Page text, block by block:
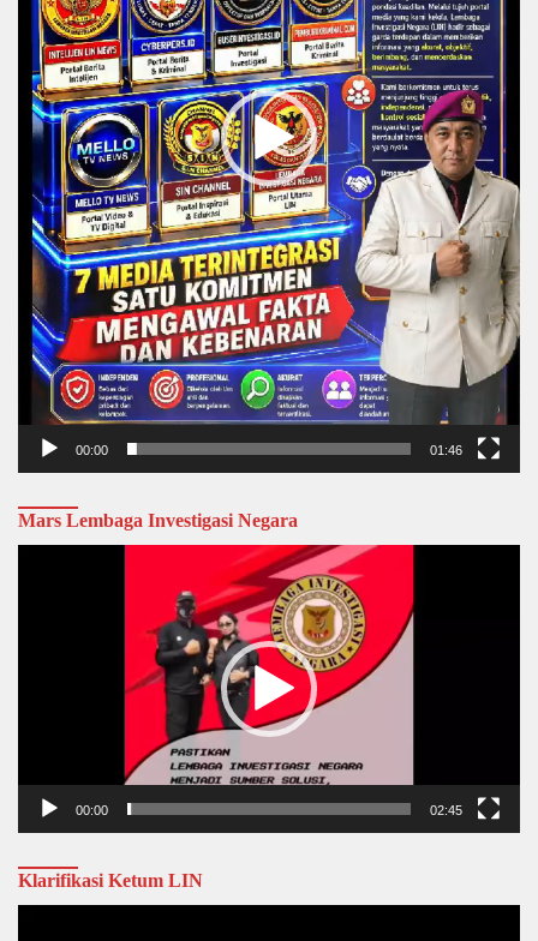
00:00 01:46
Mars Lembaga Investigasi Negara
00:00 02:45
Klarifikasi Ketum LIN